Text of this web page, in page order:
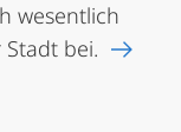
wesentlich
bei.